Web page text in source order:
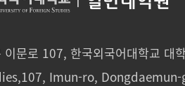
문로 107, 한국외국어대학교 대
Imun-ro,